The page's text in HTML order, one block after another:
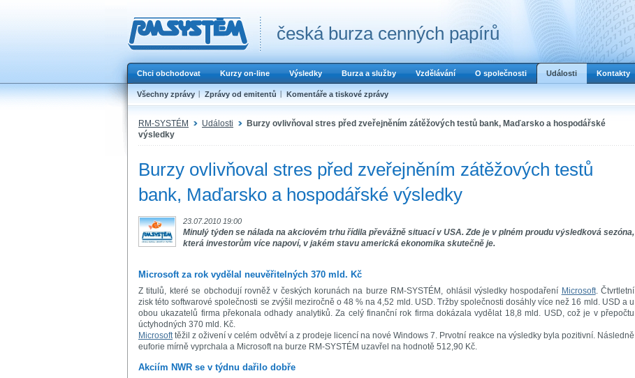
česká burza cenných papírů
Chci obchodovat Kurzy on-line Výsledky Burza a služby Vzdělávání O společnosti Události Kontakty
Všechny zprávy Zprávy od emitentů Komentáře a tiskové zprávy
RM-SYSTÉM Události
Burzy ovlivňoval stres před zveřejněním zátěžových testů bank, Maďarsko a hospodářské
výsledky
Burzy ovlivňoval stres před zveřejněním zátěžových testů
bank, Maďarsko a hospodářské výsledky
23.07.2010 19:00
Minulý týden se nálada na akciovém trhu řídila převážně situací v USA. Zde je v plném proudu výsledková sezóna,
která investorům více napoví, v jakém stavu americká ekonomika skutečně je.
Microsoft za rok vydělal neuvěřitelných 370 mld. Kč
Z titulů, které se obchodují rovněž v českých korunách na burze RM-SYSTÉM, ohlásil výsledky hospodaření Microsoft. Čtvrtletní
zisk této softwarové společnosti se zvýšil meziročně o 48 % na 4,52 mld. USD. Tržby společnosti dosáhly více než 16 mld. USD a u
obou ukazatelů firma překonala odhady analytiků. Za celý finanční rok firma dokázala vydělat 18,8 mld. USD, což je v přepočtu
úctyhodných 370 mld. Kč.
Microsofttěžil z oživení v celém odvětví a z prodeje licencí na nové Windows 7. Prvotní reakce na výsledky byla pozitivní. Následně
euforie mírně vyprchala a Microsoft na burze RM-SYSTÉM uzavřel na hodnotě 512,90 Kč.
Akciím NWR se v týdnu dařilo dobře